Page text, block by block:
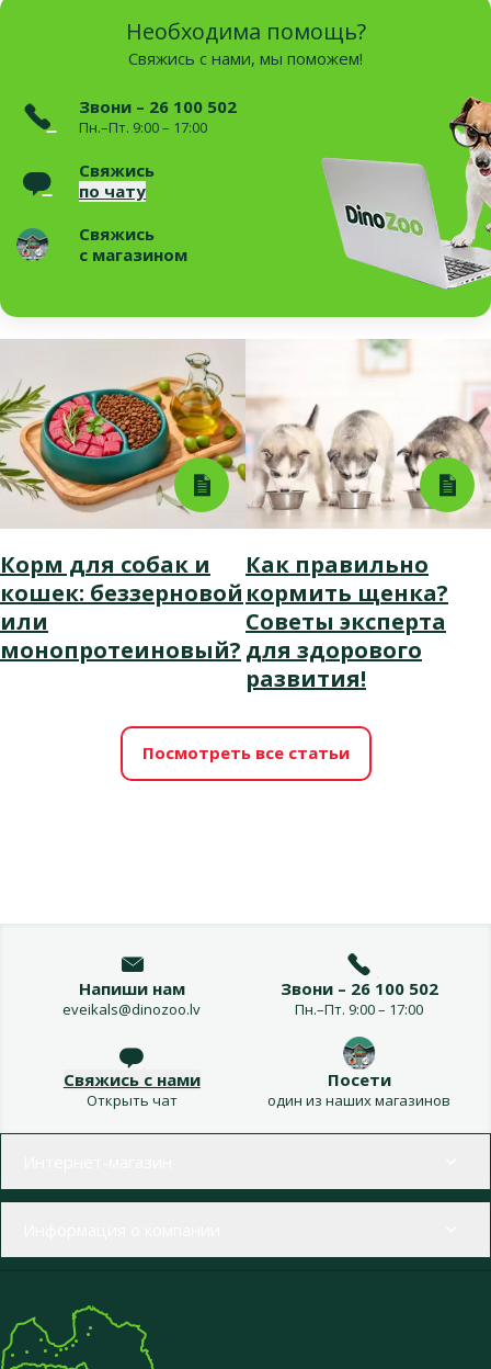
Необходима помощь?
Свяжись с нами, мы поможем!
Звони – 26 100 502
Пн.–Пт. 9:00 – 17:00
Свяжись
по чату
Свяжись
с магазином
Корм для собак и
кошек: беззерновой
или
монопротеиновый?
Как правильно
кормить щенка?
Советы эксперта
для здорового
развития!
Посмотреть все статьи
Напиши нам
eveikals@dinozoo.lv
Звони – 26 100 502
Пн.–Пт. 9:00 – 17:00
Свяжись с нами
Открыть чат
Посети
один из наших магазинов